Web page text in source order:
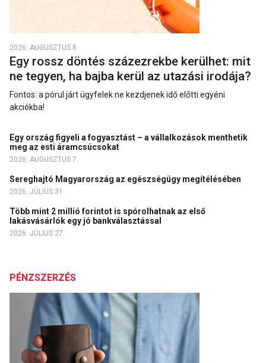
2026. AUGUSZTUS 8.
Egy rossz döntés százezrekbe kerülhet: mit
ne tegyen, ha bajba kerül az utazási irodája?
Fontos: a pórul járt ügyfelek ne kezdjenek idő előtti egyéni
akciókba!
Egy ország figyeli a fogyasztást – a vállalkozások menthetik
meg az esti áramcsúcsokat
2026. AUGUSZTUS 7.
Sereghajtó Magyarország az egészségügy megítélésében
2026. JÚLIUS 31.
Több mint 2 millió forintot is spórolhatnak az első
lakásvásárlók egy jó bankválasztással
2026. JÚLIUS 27.
PÉNZSZERZÉS